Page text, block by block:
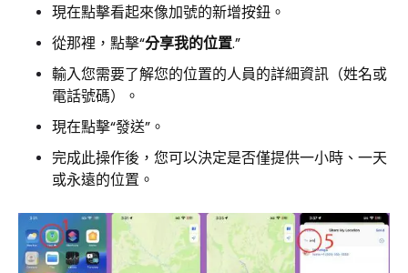
現在點擊看起來像加號的新增按鈕。
從那裡，點擊“分享我的位置.”
輸入您需要了解您的位置的人員的詳細資訊（姓名或
電話號碼）。
現在點擊“發送”。
完成此操作後，您可以決定是否僅提供一小時、一天
或永遠的位置。